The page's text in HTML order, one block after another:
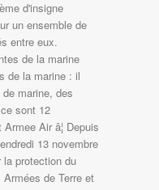
d'insigne
un ensemble de
entre eux.
de la marine
de la marine : il
de marine, des
sont 12
Air â¦ Depuis
13 novembre
protection du
Armées de Terre et